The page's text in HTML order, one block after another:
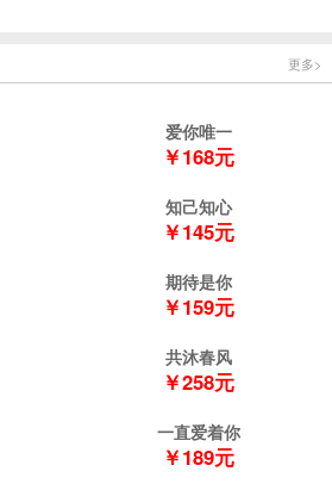
更多>
爱你唯一
￥168元
知己知心
￥145元
期待是你
￥159元
共沐春风
￥258元
一直爱着你
￥189元